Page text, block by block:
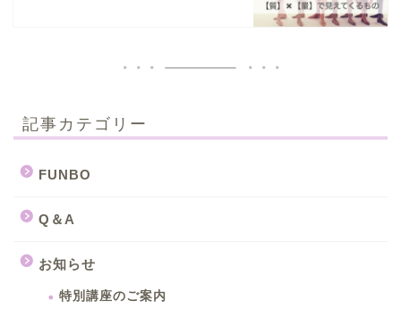
記事カテゴリー
FUNBO
Q＆A
お知らせ
特別講座のご案内